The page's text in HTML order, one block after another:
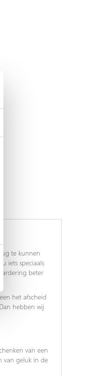
te kunnen
iets speciaals
beter
het afscheid
hebben wij
van een
van geluk in de